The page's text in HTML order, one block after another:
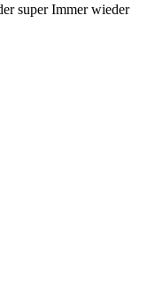
super Immer wieder